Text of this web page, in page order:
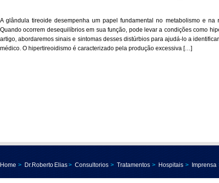
A glândula tireoide desempenha um papel fundamental no metabolismo e na
Quando ocorrem desequilíbrios em sua função, pode levar a condições como
artigo, abordaremos sinais e sintomas desses distúrbios para ajudá-lo a
médico. O hipertireoidismo é caracterizado pela produção excessiva […]
Home > Dr.Roberto Elias> Consultorios > Tratamentos > Hospitais > Imprensa